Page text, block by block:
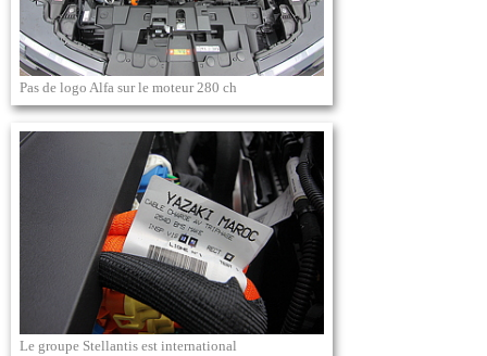
Pas de logo Alfa sur le moteur 280 ch
Le groupe Stellantis est international